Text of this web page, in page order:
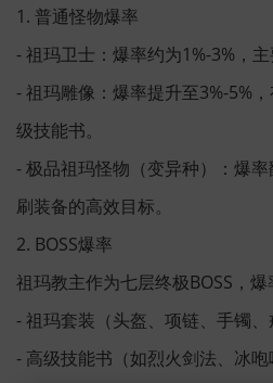
1. 普通怪物爆率
- 祖玛卫士：爆率约为1%-3%，
- 祖玛雕像：爆率提升至3%-5%
级技能书。
- 极品祖玛怪物（变异种）：爆
刷装备的高效目标。
2. BOSS爆率
祖玛教主作为七层终极BOSS，爆
- 祖玛套装（头盔、项链、手镯、
- 高级技能书（如烈火剑法、冰咆